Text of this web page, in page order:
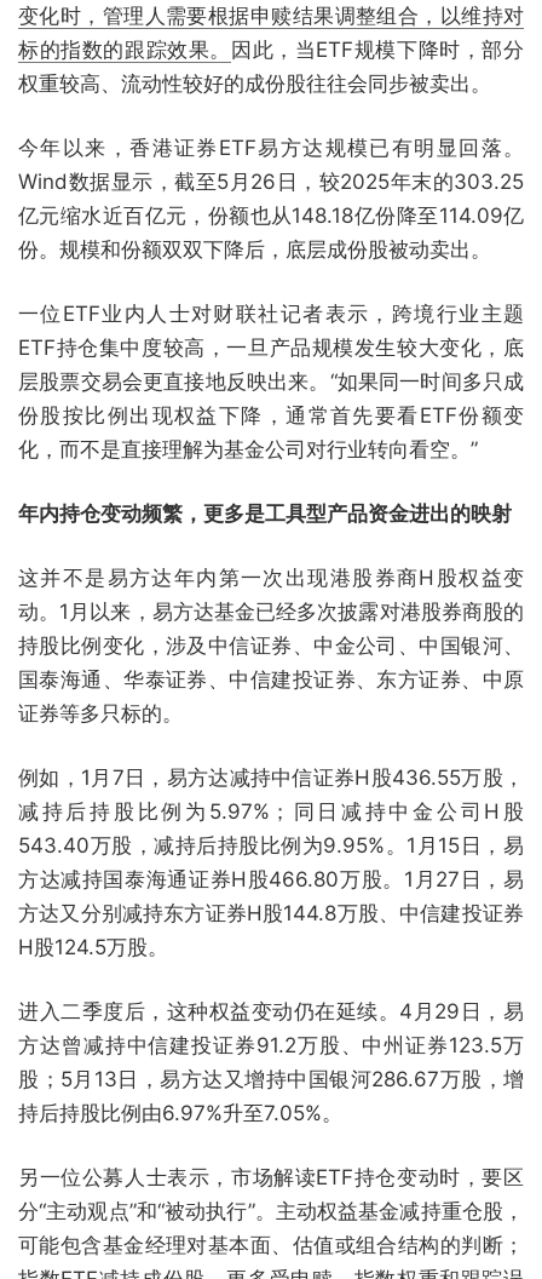
变化时，管理人需要根据申赎结果调整组合，以维持对
标的指数的跟踪效果。 因此，当ETF规模下降时，部分
权重较高、流动性较好的成份股往往会同步被卖出。
今年以来，香港证券ETF易方达规模已有明显回落。
Wind数据显示，截至5月26日，较2025年末的303.25
亿元缩水近百亿元，份额也从148.18亿份降至114.09亿
份。规模和份额双双下降后，底层成份股被动卖出。
一位ETF业内人士对财联社记者表示，跨境行业主题
ETF持仓集中度较高，一旦产品规模发生较大变化，底
层股票交易会更直接地反映出来。“如果同一时间多只成
份股按比例出现权益下降，通常首先要看ETF份额变
化，而不是直接理解为基金公司对行业转向看空。”
年内持仓变动频繁，更多是工具型产品资金进出的映射
这并不是易方达年内第一次出现港股券商H股权益变
动。1月以来，易方达基金已经多次披露对港股券商股的
持股比例变化，涉及中信证券、中金公司、中国银河、
国泰海通、华泰证券、中信建投证券、东方证券、中原
证券等多只标的。
例如，1月7日，易方达减持中信证券H股436.55万股，
减持后持股比例为5.97%；同日减持中金公司H股
543.40万股，减持后持股比例为9.95%。1月15日，易
方达减持国泰海通证券H股466.80万股。1月27日，易
方达又分别减持东方证券H股144.8万股、中信建投证券
H股124.5万股。
进入二季度后，这种权益变动仍在延续。4月29日，易
方达曾减持中信建投证券91.2万股、中州证券123.5万
股；5月13日，易方达又增持中国银河286.67万股，增
持后持股比例由6.97%升至7.05%。
另一位公募人士表示，市场解读ETF持仓变动时，要区
分“主动观点”和“被动执行”。主动权益基金减持重仓股，
可能包含基金经理对基本面、估值或组合结构的判断；